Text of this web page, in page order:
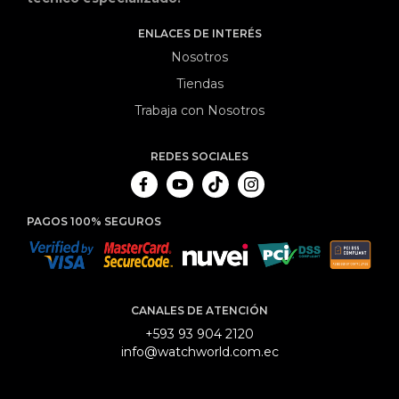
ENLACES DE INTERÉS
Nosotros
Tiendas
Trabaja con Nosotros
REDES SOCIALES
PAGOS 100% SEGUROS
CANALES DE ATENCIÓN
+593 93 904 2120
info@watchworld.com.ec